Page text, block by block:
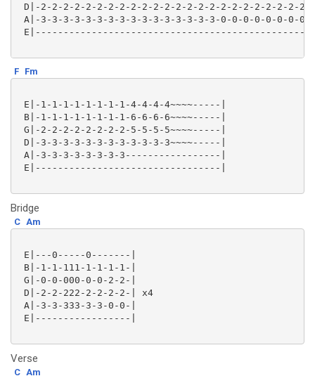
D|-2-2-2-2-2-2-2-2-2-2-2-2-2-2-2-2-2-2-2-2-2-2-2-
A|-3-3-3-3-3-3-3-3-3-3-3-3-3-3-3-3-0-0-0-0-0-0-0-
F Fm
E|-1-1-1-1-1-1-1-1-4-4-4-4~~~~-----|
B|-1-1-1-1-1-1-1-1-6-6-6-6~~~~-----|
G|-2-2-2-2-2-2-2-2-5-5-5-5~~~~-----|
D|-3-3-3-3-3-3-3-3-3-3-3-3~~~~-----|
A|-3-3-3-3-3-3-3-3-----------------|
E|---------------------------------|
Bridge
C Am
E|---0-----0-------|
B|-1-1-111-1-1-1-1-|
G|-0-0-000-0-0-2-2-|
D|-2-2-222-2-2-2-2-| x4
A|-3-3-333-3-3-0-0-|
E|-----------------|
Verse
C Am